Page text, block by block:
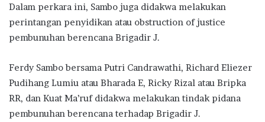
Dalam perkara ini, Sambo juga didakwa melakukan
perintangan penyidikan atau obstruction of justice
pembunuhan berencana Brigadir J.
Ferdy Sambo bersama Putri Candrawathi, Richard Eliezer
Pudihang Lumiu atau Bharada E, Ricky Rizal atau Bripka
RR, dan Kuat Ma’ruf didakwa melakukan tindak pidana
pembunuhan berencana terhadap Brigadir J.